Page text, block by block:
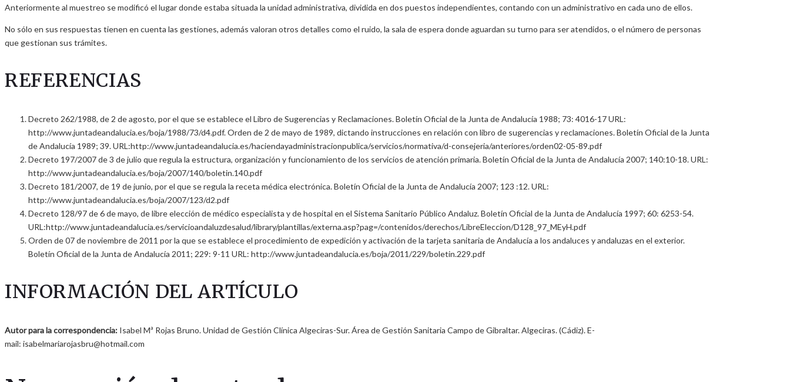
Anteriormente al muestreo se modificó el lugar donde estaba situada la unidad administrativa, dividida en dos puestos independientes, contando con un administrativo en cada uno de ellos.
No sólo en sus respuestas tienen en cuenta las gestiones, además valoran otros detalles como el ruido, la sala de espera donde aguardan su turno para ser atendidos, o el número de personas
que gestionan sus trámites.
REFERENCIAS
Decreto 262/1988, de 2 de agosto, por el que se establece el Libro de Sugerencias y Reclamaciones. Boletín Oficial de la Junta de Andalucía 1988; 73: 4016-17 URL:
http://www.juntadeandalucia.es/boja/1988/73/d4.pdf. Orden de 2 de mayo de 1989, dictando instrucciones en relación con libro de sugerencias y reclamaciones. Boletín Oficial de la Junta
de Andalucía 1989; 39. URL:http://www.juntadeandalucia.es/haciendayadministracionpublica/servicios/normativa/d-consejeria/anteriores/orden02-05-89.pdf
Decreto 197/2007 de 3 de julio que regula la estructura, organización y funcionamiento de los servicios de atención primaria. Boletín Oficial de la Junta de Andalucía 2007; 140:10-18. URL:
http://www.juntadeandalucia.es/boja/2007/140/boletin.140.pdf
Decreto 181/2007, de 19 de junio, por el que se regula la receta médica electrónica. Boletín Oficial de la Junta de Andalucía 2007; 123 :12. URL:
http://www.juntadeandalucia.es/boja/2007/123/d2.pdf
Decreto 128/97 de 6 de mayo, de libre elección de médico especialista y de hospital en el Sistema Sanitario Público Andaluz. Boletín Oficial de la Junta de Andalucía 1997; 60: 6253-54.
URL:http://www.juntadeandalucia.es/servicioandaluzdesalud/library/plantillas/externa.asp?pag=/contenidos/derechos/LibreEleccion/D128_97_MEyH.pdf
Orden de 07 de noviembre de 2011 por la que se establece el procedimiento de expedición y activación de la tarjeta sanitaria de Andalucía a los andaluces y andaluzas en el exterior.
Boletín Oficial de la Junta de Andalucía 2011; 229: 9-11 URL: http://www.juntadeandalucia.es/boja/2011/229/boletin.229.pdf
INFORMACIÓN DEL ARTÍCULO
Autor para la correspondencia: Isabel Mª Rojas Bruno. Unidad de Gestión Clínica Algeciras-Sur. Área de Gestión Sanitaria Campo de Gibraltar. Algeciras. (Cádiz). E-
mail: isabelmariarojasbru@hotmail.com